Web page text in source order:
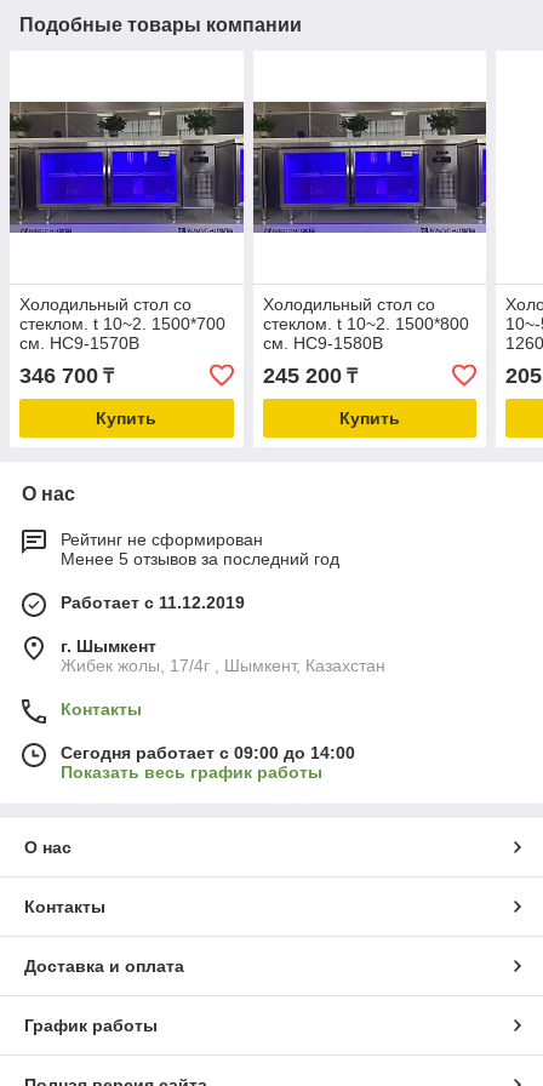
Подобные товары компании
Холодильный стол со
стеклом. t 10~2. 1500*700
см. HC9-1570B
346 700 ₸
Купить
Холодильный стол со
стеклом. t 10~2. 1500*800
см. HC9-1580B
245 200₸
Купить
О нас
Рейтинг не сформирован
Менее 5 отзывов за последний год
Работает с 11.12.2019
г. Шымкент
Жибек жолы, 17/4г , Шымкент, Казахстан
Контакты
Сегодня работает с 09:00 до 14:00
Показать весь график работы
О нас
Контакты
Доставка и оплата
График работы